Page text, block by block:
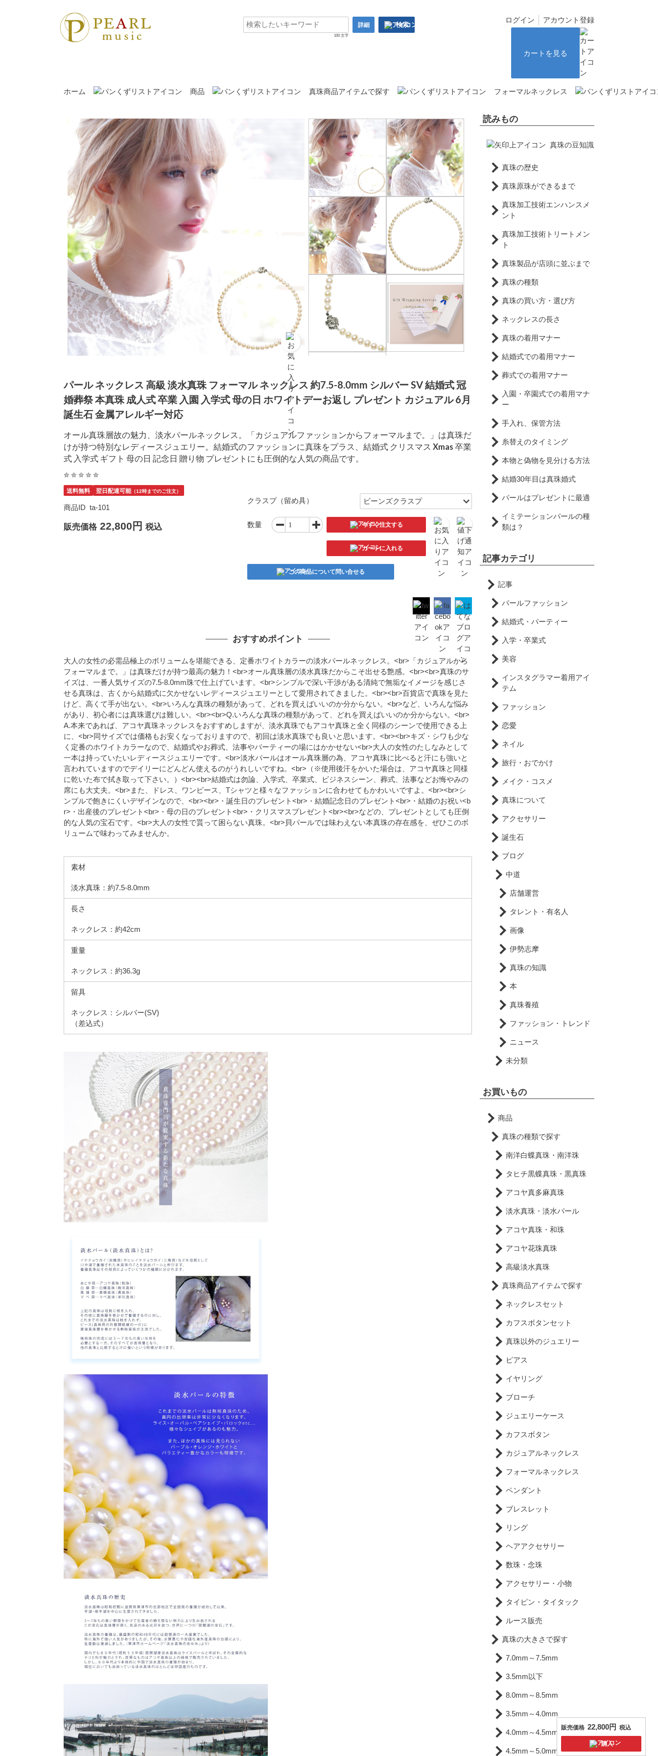
100 文字
詳細 検索
ログイン アカウント登録
カートを見る
ホーム 商品 真珠商品アイテムで探す フォーマルネックレス
パール ネックレス 高級 淡水真珠 フォーマル ネックレス 約7.5-8.0mm シルバー SV 結婚式 冠
婚葬祭 本真珠 成人式 卒業 入園 入学式 母の日 ホワイトデーお返し プレゼント カジュアル 6月
誕生石 金属アレルギー対応
オール真珠層故の魅力、淡水パールネックレス。「カジュアルファッションからフォーマルまで。」は真珠だ
けが持つ特別なレディースジュエリー。結婚式のファッションに真珠をプラス、結婚式 クリスマス Xmas 卒業
式 入学式 ギフト 母の日 記念日 贈り物 プレゼントにも圧倒的な人気の商品です。
送料無料 翌日配達可能（12時までのご注文）
商品ID ta-101
販売価格 22,800円 税込
クラスプ（留め具）
数量 今すぐ注文する
カートに入れる
この商品について問い合せる
おすすめポイント
大人の女性の必需品極上のボリュームを堪能できる、定番ホワイトカラーの淡水パールネックレス。<br>「カジュアルから
フォーマルまで。」は真珠だけが持つ最高の魅力！<br>オール真珠層の淡水真珠だからこそ出せる艶感。<br><br>真珠のサ
イズは、一番人気サイズの7.5-8.0mm珠で仕上げています。<br>シンプルで深い干渉がある清純で無垢なイメージを感じさ
せる真珠は、古くから結婚式に欠かせないレディースジュエリーとして愛用されてきました。<br><br>百貨店で真珠を見た
けど、高くて手が出ない。<br>いろんな真珠の種類があって、どれを買えばいいのか分からない。<br>など、いろんな悩み
があり、初心者には真珠選びは難しい。<br><br>Q.いろんな真珠の種類があって、どれを買えばいいのか分からない。<br>
A.本来であれば、アコヤ真珠ネックレスをおすすめしますが、淡水真珠でもアコヤ真珠と全く同様のシーンで使用できる上
に、<br>同サイズでは価格もお安くなっておりますので、初回は淡水真珠でも良いと思います。<br><br>キズ・シワも少な
く定番のホワイトカラーなので、結婚式やお葬式、法事やパーティーの場にはかかせない<br>大人の女性のたしなみとして
一本は持っていたいレディースジュエリーです。<br>淡水パールはオール真珠層の為、アコヤ真珠に比べると汗にも強いと
言われていますのでデイリーにどんどん使えるのがうれしいですね。<br>（※使用後汗をかいた場合は、アコヤ真珠と同様
に乾いた布で拭き取って下さい。）<br><br>結婚式は勿論、入学式、卒業式、ビジネスシーン、葬式、法事などお悔やみの
席にも大丈夫。<br>また、ドレス、ワンピース、Tシャツと様々なファッションに合わせてもかわいいですよ。<br><br>シ
ンプルで飽きにくいデザインなので、<br><br>・誕生日のプレゼント<br>・結婚記念日のプレゼント<br>・結婚のお祝い<b
r>・出産後のプレゼント<br>・母の日のプレゼント<br>・クリスマスプレゼント<br><br>などの、プレゼントとしても圧倒
的な人気の宝石です。<br>大人の女性で貰って困らない真珠。<br>貝パールでは味わえない本真珠の存在感を、ぜひこのボ
リュームで味わってみませんか。
素材
淡水真珠：約7.5-8.0mm
長さ
ネックレス：約42cm
重量
ネックレス：約36.3g
留具
ネックレス：シルバー(SV)
（差込式）
読みもの
真珠の豆知識
真珠の歴史
真珠原珠ができるまで
真珠加工技術エンハンスメ
ント
真珠加工技術トリートメン
ト
真珠製品が店頭に並ぶまで
真珠の種類
真珠の買い方・選び方
ネックレスの長さ
真珠の着用マナー
結婚式での着用マナー
葬式での着用マナー
入園・卒園式での着用マナ
ー
手入れ、保管方法
糸替えのタイミング
本物と偽物を見分ける方法
結婚30年目は真珠婚式
パールはプレゼントに最適
イミテーションパールの種
類は？
記事カテゴリ
記事
パールファッション
結婚式・パーティー
入学・卒業式
美容
インスタグラマー着用アイ
テム
ファッション
恋愛
ネイル
旅行・おでかけ
メイク・コスメ
真珠について
アクセサリー
誕生石
ブログ
中道
店舗運営
タレント・有名人
画像
伊勢志摩
真珠の知識
本
真珠養殖
ファッション・トレンド
ニュース
未分類
お買いもの
商品
真珠の種類で探す
南洋白蝶真珠・南洋珠
タヒチ黒蝶真珠・黒真珠
アコヤ真多麻真珠
淡水真珠・淡水パール
アコヤ真珠・和珠
アコヤ花珠真珠
高級淡水真珠
真珠商品アイテムで探す
ネックレスセット
カフスボタンセット
真珠以外のジュエリー
ピアス
イヤリング
ブローチ
ジュエリーケース
カフスボタン
カジュアルネックレス
フォーマルネックレス
ペンダント
ブレスレット
リング
ヘアアクセサリー
数珠・念珠
アクセサリー・小物
タイピン・タイタック
ルース販売
真珠の大きさで探す
7.0mm～7.5mm
3.5mm以下
8.0mm～8.5mm
3.5mm～4.0mm
4.0mm～4.5mm
4.5mm～5.0mm
販売価格 22,800円 税込
購入